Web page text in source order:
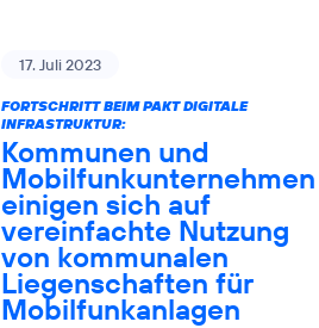
17. Juli 2023
FORTSCHRITT BEIM PAKT DIGITALE
INFRASTRUKTUR:
Kommunen und
Mobilfunkunternehmen
einigen sich auf
vereinfachte Nutzung
von kommunalen
Liegenschaften für
Mobilfunkanlagen